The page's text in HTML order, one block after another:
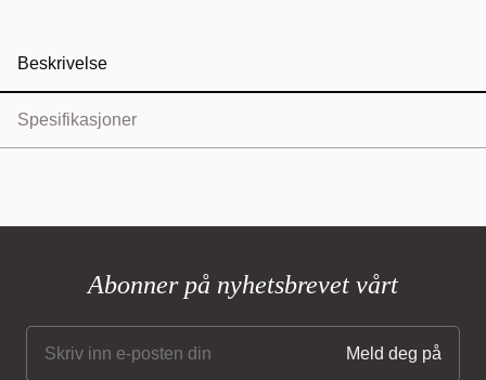
Beskrivelse
Spesifikasjoner
Abonner på nyhetsbrevet vårt